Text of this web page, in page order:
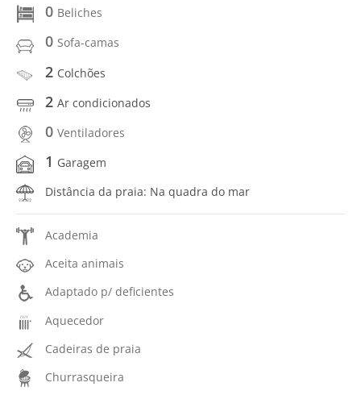
0 Beliches
0 Sofa-camas
2 Colchões
2 Ar condicionados
0 Ventiladores
1 Garagem
Distância da praia: Na quadra do mar
Academia
Aceita animais
Adaptado p/ deficientes
Aquecedor
Cadeiras de praia
Churrasqueira